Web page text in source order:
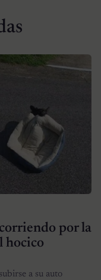
por la
hocico
a su auto